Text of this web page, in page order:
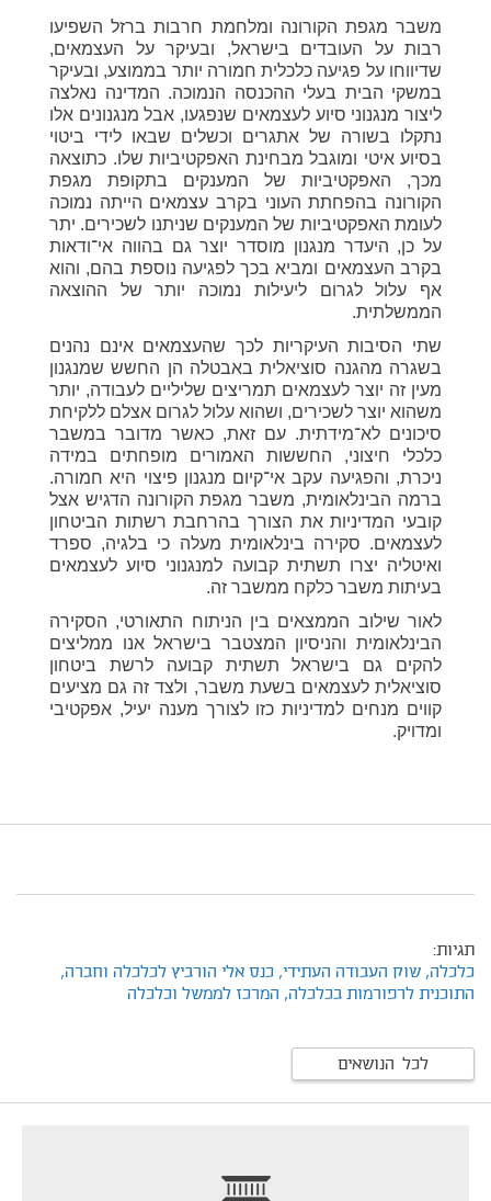
משבר מגפת הקורונה ומלחמת חרבות ברזל השפיעו
רבות על העובדים בישראל, ובעיקר על העצמאים,
שדיווחו על פגיעה כלכלית חמורה יותר בממוצע, ובעיקר
במשקי הבית בעלי ההכנסה הנמוכה. המדינה נאלצה
ליצור מנגנוני סיוע לעצמאים שנפגעו, אבל מנגנונים אלו
נתקלו בשורה של אתגרים וכשלים שבאו לידי ביטוי
בסיוע איטי ומוגבל מבחינת האפקטיביות שלו. כתוצאה
מכך, האפקטיביות של המענקים בתקופת מגפת
הקורונה בהפחתת העוני בקרב עצמאים הייתה נמוכה
לעומת האפקטיביות של המענקים שניתנו לשכירים. יתר
על כן, היעדר מנגנון מוסדר יוצר גם בהווה אי־ודאות
בקרב העצמאים ומביא בכך לפגיעה נוספת בהם, והוא
אף עלול לגרום ליעילות נמוכה יותר של ההוצאה
הממשלתית.
שתי הסיבות העיקריות לכך שהעצמאים אינם נהנים
בשגרה מהגנה סוציאלית באבטלה הן החשש שמנגנון
מעין זה יוצר לעצמאים תמריצים שליליים לעבודה, יותר
משהוא יוצר לשכירים, ושהוא עלול לגרום אצלם ללקיחת
סיכונים לא־מידתית. עם זאת, כאשר מדובר במשבר
כלכלי חיצוני, החששות האמורים מופחתים במידה
ניכרת, והפגיעה עקב אי־קיום מנגנון פיצוי היא חמורה.
ברמה הבינלאומית, משבר מגפת הקורונה הדגיש אצל
קובעי המדיניות את הצורך בהרחבת רשתות הביטחון
לעצמאים. סקירה בינלאומית מעלה כי בלגיה, ספרד
ואיטליה יצרו תשתית קבועה למנגנוני סיוע לעצמאים
בעיתות משבר כלקח ממשבר זה.
לאור שילוב הממצאים בין הניתוח התאורטי, הסקירה
הבינלאומית והניסיון המצטבר בישראל אנו ממליצים
להקים גם בישראל תשתית קבועה לרשת ביטחון
סוציאלית לעצמאים בשעת משבר, ולצד זה גם מציעים
קווים מנחים למדיניות כזו לצורך מענה יעיל, אפקטיבי
ומדויק.
תגיות:
כלכלה, שוק העבודה העתידי, כנס אלי הורביץ לכלכלה וחברה,
התוכנית לרפורמות בכלכלה, המרכז לממשל וכלכלה
לכל הנושאים